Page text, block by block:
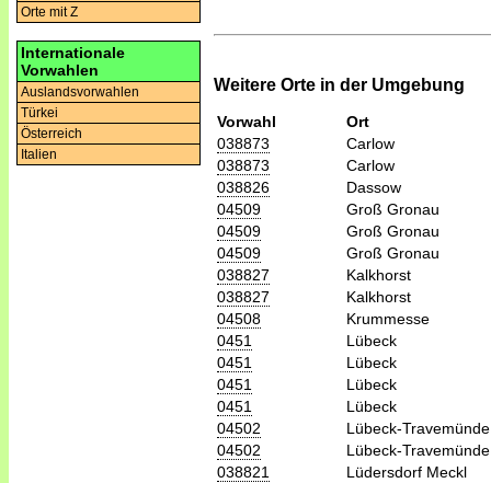
Orte mit Z
Internationale
Vorwahlen
Auslandsvorwahlen
Türkei
Österreich
Italien
Weitere Orte in der Umgebung
Vorwahl
Ort
038873
Carlow
038873
Carlow
038826
Dassow
04509
Groß Gronau
04509
Groß Gronau
04509
Groß Gronau
038827
Kalkhorst
038827
Kalkhorst
04508
Krummesse
0451
Lübeck
0451
Lübeck
0451
Lübeck
0451
Lübeck
04502
Lübeck-Travemünde
04502
Lübeck-Travemünde
038821
Lüdersdorf Meckl